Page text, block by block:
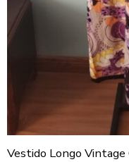
Vestido Longo